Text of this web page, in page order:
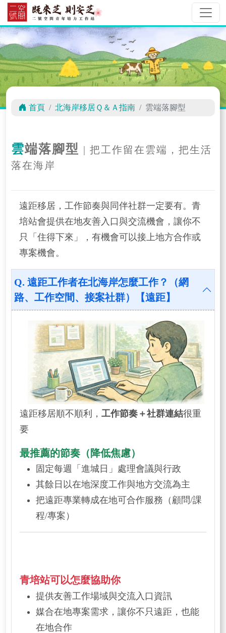
首頁 北海岸移居Ｑ＆Ａ指南 雲端落腳型
雲端落腳型 | 把工作留在雲端，把生活
落在海岸
遠距移居，工作節奏與同伴社群一定要有。青
培站會提供在地友善入口與交流機會，讓你不
只「住得下來」，有機會可以接上地方合作或
專案機會。
Q. 遠距工作者在北海岸怎麼工作？（網
路、工作空間、接案社群）【遠距】
遠距移居順不順利， 工作節奏＋社群連結很重
要
最推薦的節奏（降低焦慮）
固定每週「進城日」處理會議與行政
其餘日以在地深度工作與地方交流為主
把遠距專業轉成在地可合作服務（顧問/課
程/專案）
青培站可以怎麼協助你
提供友善工作場域與交流入口資訊
媒合在地專案需求，讓你不只遠距，也能
在地合作